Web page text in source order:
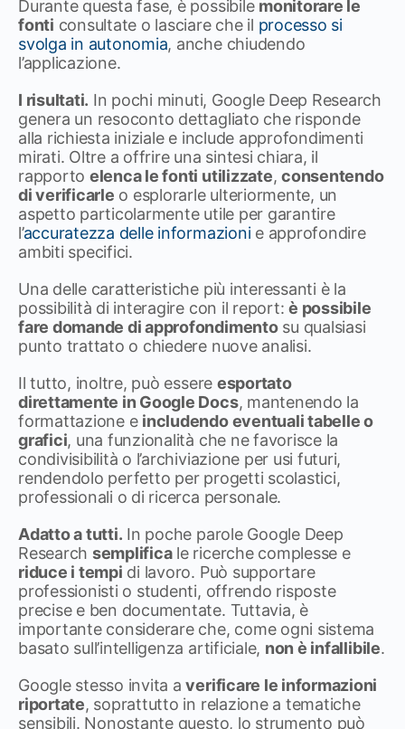
Durante questa fase, è possibile monitorare le
fonti consultate o lasciare che il processo si
svolga in autonomia, anche chiudendo
l’applicazione.
I risultati. In pochi minuti, Google Deep Research
genera un resoconto dettagliato che risponde
alla richiesta iniziale e include approfondimenti
mirati. Oltre a offrire una sintesi chiara, il
rapporto elenca le fonti utilizzate,consentendo
di verificarle o esplorarle ulteriormente, un
aspetto particolarmente utile per garantire
l’accuratezza delle informazionie approfondire
ambiti specifici.
Una delle caratteristiche più interessanti è la
possibilità di interagire con il report:è possibile
fare domande di approfondimentosu qualsiasi
punto trattato o chiedere nuove analisi.
Il tutto, inoltre, può essere esportato
direttamente in Google Docs, mantenendo la
formattazione e includendo eventuali tabelle o
grafici, una funzionalità che ne favorisce la
condivisibilità o l’archiviazione per usi futuri,
rendendolo perfetto per progetti scolastici,
professionali o di ricerca personale.
Adatto a tutti. In poche parole Google Deep
Research semplificale ricerche complesse e
riduce i tempi di lavoro. Può supportare
professionisti o studenti, offrendo risposte
precise e ben documentate. Tuttavia, è
importante considerare che, come ogni sistema
basato sull’intelligenza artificiale, non è infallibile.
Google stesso invita averificare le informazioni
riportate, soprattutto in relazione a tematiche
sensibili. Nonostante questo, lo strumento può